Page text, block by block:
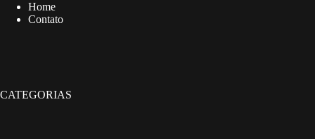
Home
Contato
CATEGORIAS